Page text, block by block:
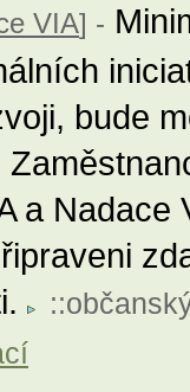
VIA] -
bude
a Nadace
::